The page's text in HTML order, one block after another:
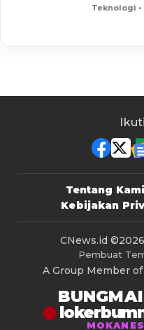
Teknologi •
Tentang Kami
Kebijakan
CNews.id
Pembuat
A Group Member of